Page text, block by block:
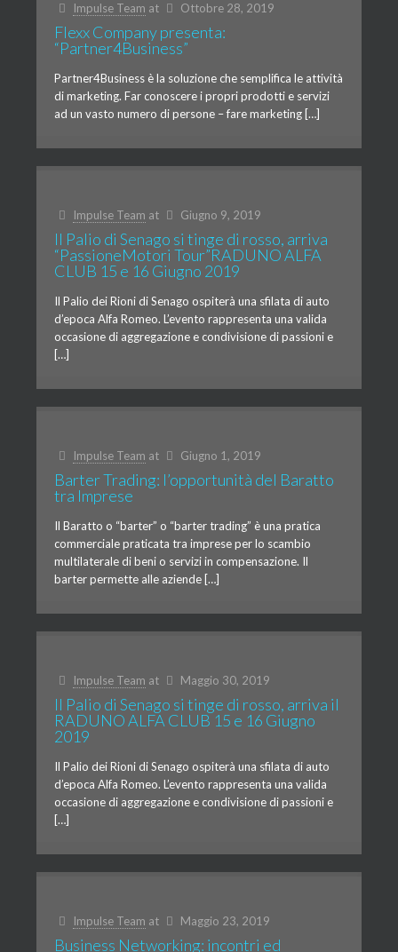
Impulse Team at Ottobre 28, 2019
Flexx Company presenta:
“Partner4Business”
Partner4Business è la soluzione che semplifica le attività
di marketing. Far conoscere i propri prodotti e servizi
ad un vasto numero di persone – fare marketing […]
Impulse Team at Giugno 9, 2019
Il Palio di Senago si tinge di rosso, arriva
“PassioneMotori Tour”RADUNO ALFA
CLUB 15 e 16 Giugno 2019
Il Palio dei Rioni di Senago ospiterà una sfilata di auto
d’epoca Alfa Romeo. L’evento rappresenta una valida
occasione di aggregazione e condivisione di passioni e
[…]
Impulse Team at Giugno 1, 2019
Barter Trading: l’opportunità del Baratto
tra Imprese
Il Baratto o “barter” o “barter trading” è una pratica
commerciale praticata tra imprese per lo scambio
multilaterale di beni o servizi in compensazione. Il
barter permette alle aziende […]
Impulse Team at Maggio 30, 2019
Il Palio di Senago si tinge di rosso, arriva il
RADUNO ALFA CLUB 15 e 16 Giugno
2019
Il Palio dei Rioni di Senago ospiterà una sfilata di auto
d’epoca Alfa Romeo. L’evento rappresenta una valida
occasione di aggregazione e condivisione di passioni e
[…]
Impulse Team at Maggio 23, 2019
Business Networking: incontri ed